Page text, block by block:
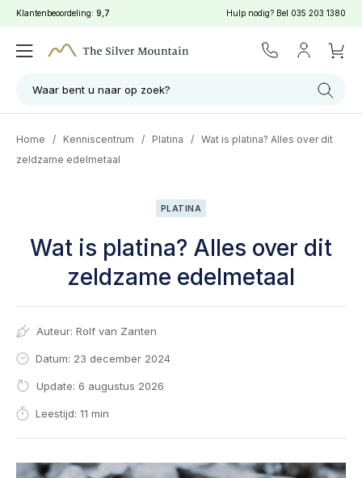
Klantenbeoordeling: 9,7 Hulp nodig? Bel 035 203 1380
Waar bent u naar op zoek?
Home / Kenniscentrum / Platina / Wat is platina? Alles over dit
zeldzame edelmetaal
PLATINA
Wat is platina? Alles over dit
zeldzame edelmetaal
Auteur: Rolf van Zanten
Datum: 23 december 2024
Update: 6 augustus 2026
Leestijd: 11 min